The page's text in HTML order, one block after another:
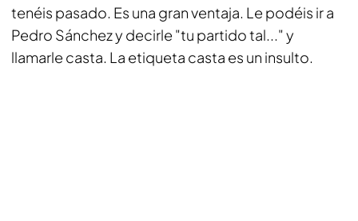
tenéis pasado. Es una gran ventaja. Le podéis ir a
Pedro Sánchez y decirle "tu partido tal..." y
llamarle casta. La etiqueta casta es un insulto.